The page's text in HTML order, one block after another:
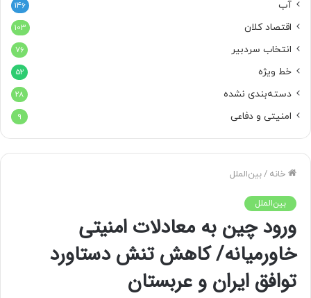
خانه /بین‌الملل
بین‌الملل
ورود چین به معادلات امنیتی
خاورمیانه/ کاهش تنش دستاورد
توافق ایران و عربستان
آب 146
اقتصاد کلان 103
انتخاب سردبیر 76
خط ویژه 52
دسته‌بندی نشده 28
امنیتی و دفاعی 9